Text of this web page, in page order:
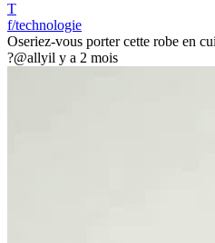
T
f/technologie
Oseriez-vous porter cette robe en
?@allyil y a 2 mois